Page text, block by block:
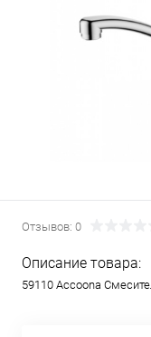
Отзывов: 0
Описание товара:
59110 Accoona